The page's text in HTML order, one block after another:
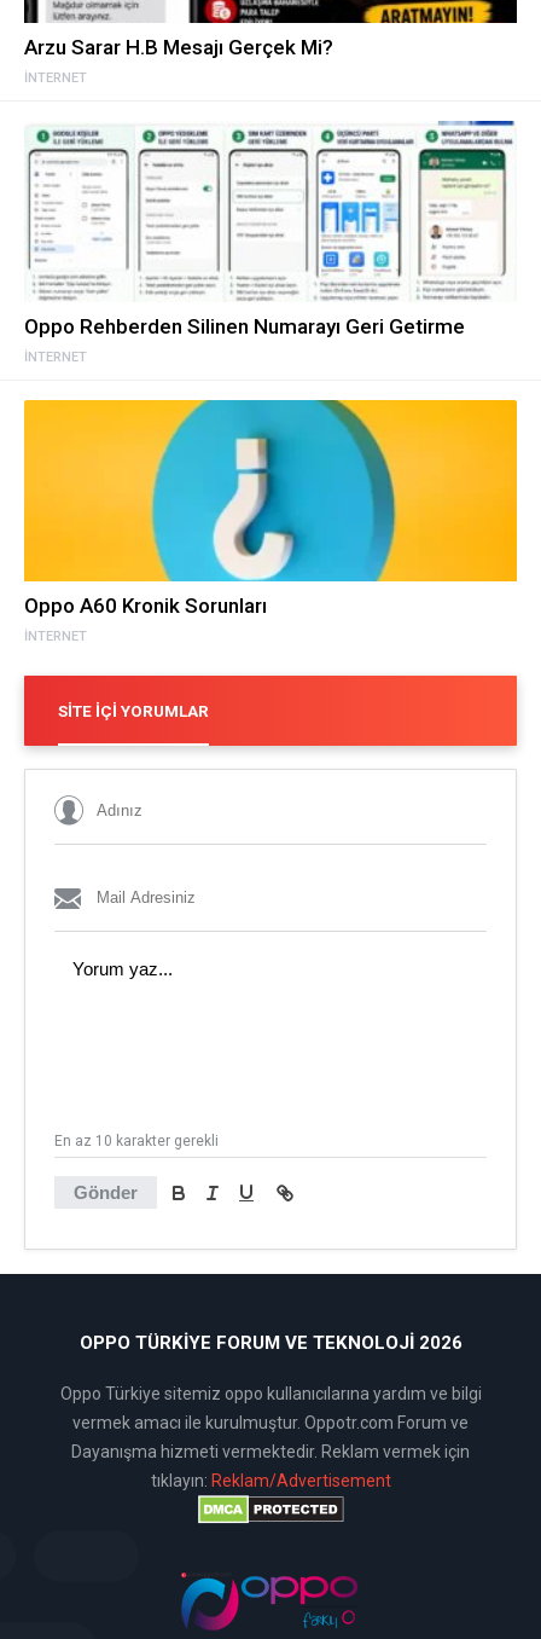
İNTERNET
Arzu Sarar H.B Mesajı Gerçek Mi?
İNTERNET
Oppo Rehberden Silinen Numarayı Geri Getirme
İNTERNET
Oppo A60 Kronik Sorunları
SITE İÇI YORUMLAR
Gönder
En az 10 karakter gerekli
OPPO TÜRKIYE FORUM VE TEKNOLOJI 2026
Oppo Türkiye sitemiz oppo kullanıcılarına yardım ve bilgi
vermek amacı ile kurulmuştur. Oppotr.com Forum ve
Dayanışma hizmeti vermektedir. Reklam vermek için
tıklayın: Reklam/Advertisement